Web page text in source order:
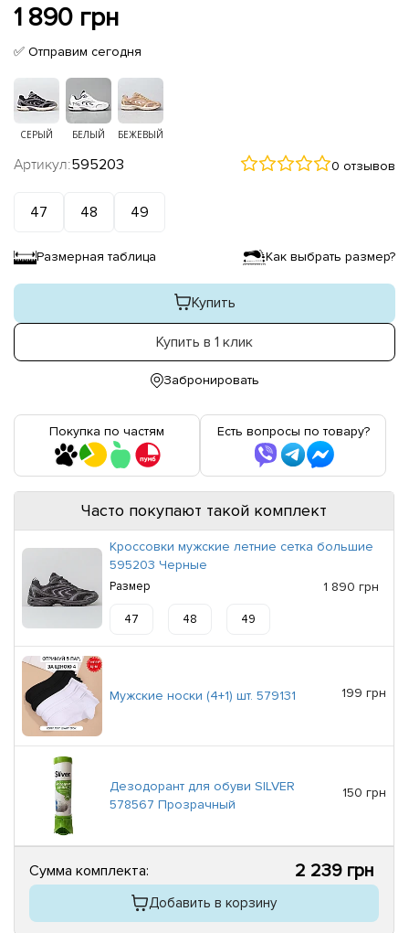
1 890 грн
✅ Отправим сегодня
СЕРЫЙ БЕЛЫЙ БЕЖЕВЫЙ
Артикул:595203 0 отзывов
47 48 49
Размерная таблица Как выбрать размер?
Купить
Купить в 1 клик
Забронировать
Покупка по частям Есть вопросы по товару?
Часто покупают такой комплект
Кроссовки мужские летние сетка большие
595203 Черные
Размер 1 890 грн
47 48 49
Мужские носки (4+1) шт. 579131 199 грн
Дезодорант для обуви SILVER
578567 Прозрачный
150 грн
Сумма комплекта: 2 239 грн
Добавить в корзину